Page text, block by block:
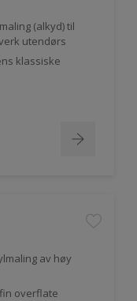
(alkyd) til
utendørs
klassiske
av høy
overflate